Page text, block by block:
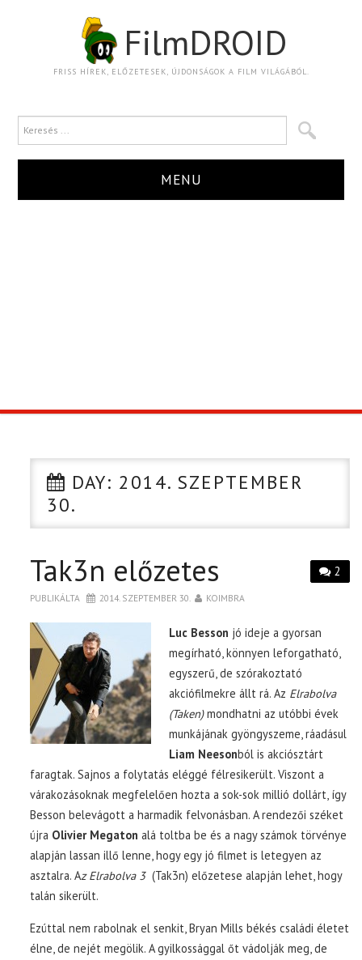
FilmDROID
FRISS HÍREK, ELŐZETESEK, ÚJDONSÁGOK A FILM VILÁGÁBÓL.
MENU
CIKK DAY: 2014. SZEPTEMBER
30.
2
Tak3n előzetes
PUBLIKÁLTA 2014. SZEPTEMBER 30. KOIMBRA
Luc Besson jó ideje a gyorsan
megírható, könnyen leforgatható,
egyszerű, de szórakoztató
akciófilmekre állt rá. Az Elrabolva
(Taken)mondhatni az utóbbi évek
munkájának gyöngyszeme, ráadásul
Liam Neesonból is akciósztárt
faragtak. Sajnos a folytatás eléggé félresikerült. Viszont a
várakozásoknak megfelelően hozta a sok-sok millió dollárt, így
Besson belevágott a harmadik felvonásban. A rendezői széket
újra Olivier Megaton alá toltba be és a nagy számok törvénye
alapján lassan illő lenne, hogy egy jó filmet is letegyen az
asztalra. Az Elrabolva 3(Tak3n) előzetese alapján lehet, hogy
talán sikerült.
Ezúttal nem rabolnak el senkit, Bryan Mills békés családi életet
élne, de nejét megölik. A gyilkossággal őt vádolják meg, de